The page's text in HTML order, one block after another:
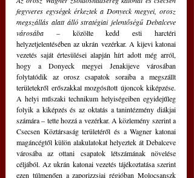
fegyveres egységek érkeztek a Donyeck megyei, orosz
megszállás alatt álló stratégiai jelentőségű Debalceve
városába – közölte kedd esti harctéri
helyzetjelentésében az ukrán vezérkar. A kijevi katonai
vezetés saját értesülései alapján hírt adott még arról,
hogy a Donyeck megyei Jenakijeve városában
folytatódik az orosz csapatok soraiba a megszállt
területekről erőszakkal mozgósított újoncok kiképzése.
A helyi műszaki technikum helyiségeiben egyidejűleg
folyik a kiképzés és az oktatás a tanintézmény diákjai
számára – tette hozzá a vezérkar. A közlemény szerint a
Csecsen Köztársaság területéről és a Wagner katonai
magáncégtől külön alakulatokat helyeztek át Debalceve
városába az ottani csapatok létszámának növelése
céljából. Az ukrán katonai vezetés tájékoztatása szerint
ezen túlmenően a zaporizzsjai régióban Molocsanszk